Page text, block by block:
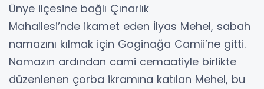
Ünye ilçesine bağlı Çınarlık
Mahallesi’nde ikamet eden İlyas Mehel, sabah
namazını kılmak için Goginağa Camii’ne gitti.
Namazın ardından cami cemaatiyle birlikte
düzenlenen çorba ikramına katılan Mehel, bu